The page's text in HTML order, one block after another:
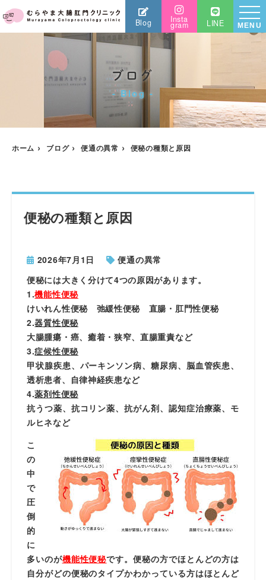
Blog Insta
gram LINE MENU
ブログ
Blog
ホーム ブログ 便通の異常 便秘の種類と原因
便秘の種類と原因
2026年7月1日
便通の異常
便秘には大きく分けて4つの原因があります。
1.機能性便秘
けいれん性便秘 弛緩性便秘 直腸・肛門性便秘
2.器質性便秘
大腸腫瘍・癌、癒着・狭窄、直腸重責など
3.症候性便秘
甲状腺疾患、パーキンソン病、糖尿病、脳血管疾患、
透析患者、自律神経疾患など
4.薬剤性便秘
抗うつ薬、抗コリン薬、抗がん剤、認知症治療薬、モ
ルヒネなど
こ
の
中
で
圧
倒
的
に
多いのが機能性便秘です。便秘の方でほとんどの方は
自分がどの便秘のタイプかわかっている方はほとんど